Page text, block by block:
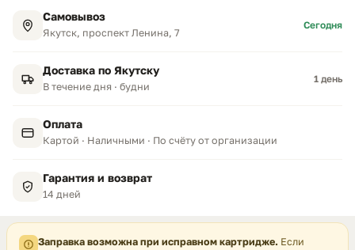
Самовывоз
Якутск, проспект Ленина, 7
Сегодня
Доставка по Якутску
В течение дня · будни
1 день
Оплата
Картой · Наличными · По счёту от организации
Гарантия и возврат
14 дней
Заправка возможна при исправном картридже. Если